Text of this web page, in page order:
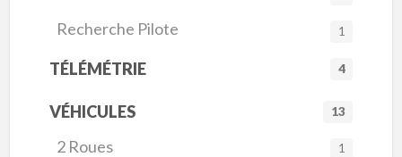
Recherche Pilote 1
TÉLÉMÉTRIE 4
VÉHICULES 13
2 Roues 1